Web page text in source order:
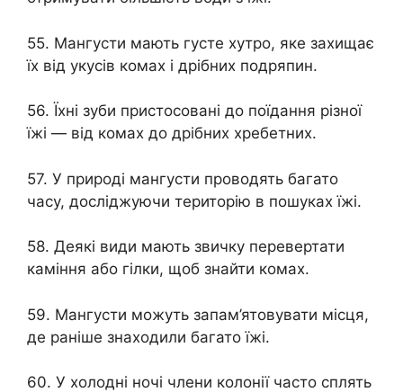
55. Мангусти мають густе хутро, яке захищає
їх від укусів комах і дрібних подряпин.
56. Їхні зуби пристосовані до поїдання різної
їжі — від комах до дрібних хребетних.
57. У природі мангусти проводять багато
часу, досліджуючи територію в пошуках їжі.
58. Деякі види мають звичку перевертати
каміння або гілки, щоб знайти комах.
59. Мангусти можуть запам’ятовувати місця,
де раніше знаходили багато їжі.
60. У холодні ночі члени колонії часто сплять